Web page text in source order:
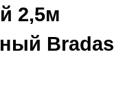
2,5м
Bradas